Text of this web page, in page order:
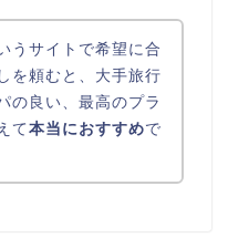
うサイトで希望に合
を頼むと、大手旅行
の良い、最高のプラ
て本当におすすめで